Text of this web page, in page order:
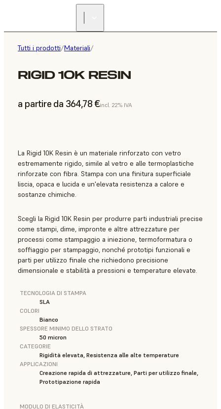
Tutti i prodotti/Materiali/
RIGID 10K RESIN
a partire da 364,78 €incl. 22% IVA
La Rigid 10K Resin è un materiale rinforzato con vetro
estremamente rigido, simile al vetro e alle termoplastiche
rinforzate con fibra. Stampa con una finitura superficiale
liscia, opaca e lucida e un'elevata resistenza a calore e
sostanze chimiche.
Scegli la Rigid 10K Resin per produrre parti industriali precise
come stampi, dime, impronte e altre attrezzature per
processi come stampaggio a iniezione, termoformatura o
soffiaggio per stampaggio, nonché prototipi funzionali e
parti per utilizzo finale che richiedono precisione
dimensionale e stabilità a pressioni e temperature elevate.
TECNOLOGIA DI STAMPA
SLA
COLORI
Bianco
SPESSORE MINIMO DELLO STRATO
50 micron
CATEGORIE
Rigidità elevata, Resistenza alle alte temperature
APPLICAZIONI
Creazione rapida di attrezzature, Parti per utilizzo finale,
Prototipazione rapida
MODULO DI ELASTICITÀ